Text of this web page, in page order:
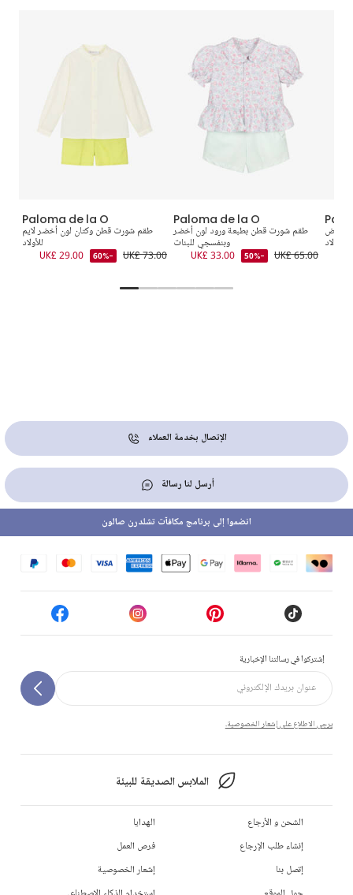
Paloma de la O
طقم شورت قطن وكتان لون أخضر لايم
للأولاد
UK£ 73.00
-60%
UK£ 29.00
Paloma de la O
طقم شورت قطن بطبعة ورود لون أخضر
وبنفسجي للبنات
UK£ 65.00
-50%
UK£ 33.00
وأبيض
للأولاد
الإتصال بخدمة العملاء
أرسل لنا رسالة
إشتركوا في رسالتنا الإخبارية
يرجى الاطلاع على إشعار الخصوصية.
الملابس الصديقة للبيئة
انضموا إلى برنامج مكافآت تشلدرن صالون
الشحن و الأرجاع
إنشاء طلب الإرجاع
إتصل بنا
الهدايا
فرص العمل
إشعار الخصوصية